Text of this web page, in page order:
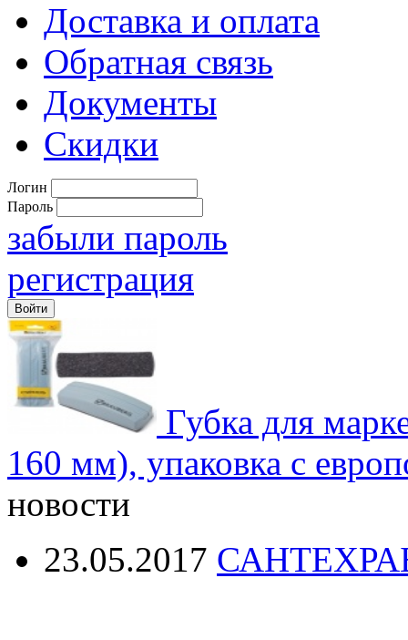
Доставка и оплата
Обратная связь
Документы
Скидки
Логин
Пароль
забыли пароль
регистрация
Губка для
160 мм), упаковка с
новости
23.05.2017